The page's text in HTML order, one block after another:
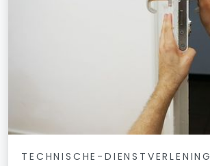
TECHNISCHE-DIENSTVERLENING